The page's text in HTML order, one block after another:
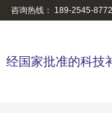
咨询热线： 189-2545-8772
经国家批准的科技